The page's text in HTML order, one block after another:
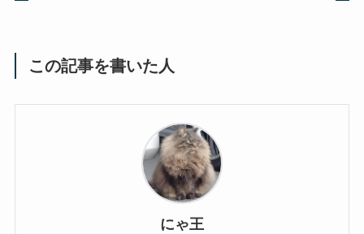
この記事を書いた人
にゃ王